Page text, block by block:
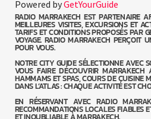
Powered byGetYourGuide
RADIO MARRAKECH EST PARTENAIRE
MEILLEURES VISITES, EXCURSIONS ET
TARIFS ET CONDITIONS PROPOSÉS PAR
VOYAGE. RADIO MARRAKECH PERÇOIT
POUR VOUS.
NOTRE CITY GUIDE SÉLECTIONNE AVEC
VOUS FAIRE DÉCOUVRIR MARRAKECH
HAMMAMS ET SPAS, COURS DE CUISINE
DANS L’ATLAS : CHAQUE ACTIVITÉ EST
EN RÉSERVANT AVEC RADIO
RECOMMANDATIONS LOCALES FIABLES
ET INOUBLIABLE À MARRAKECH.